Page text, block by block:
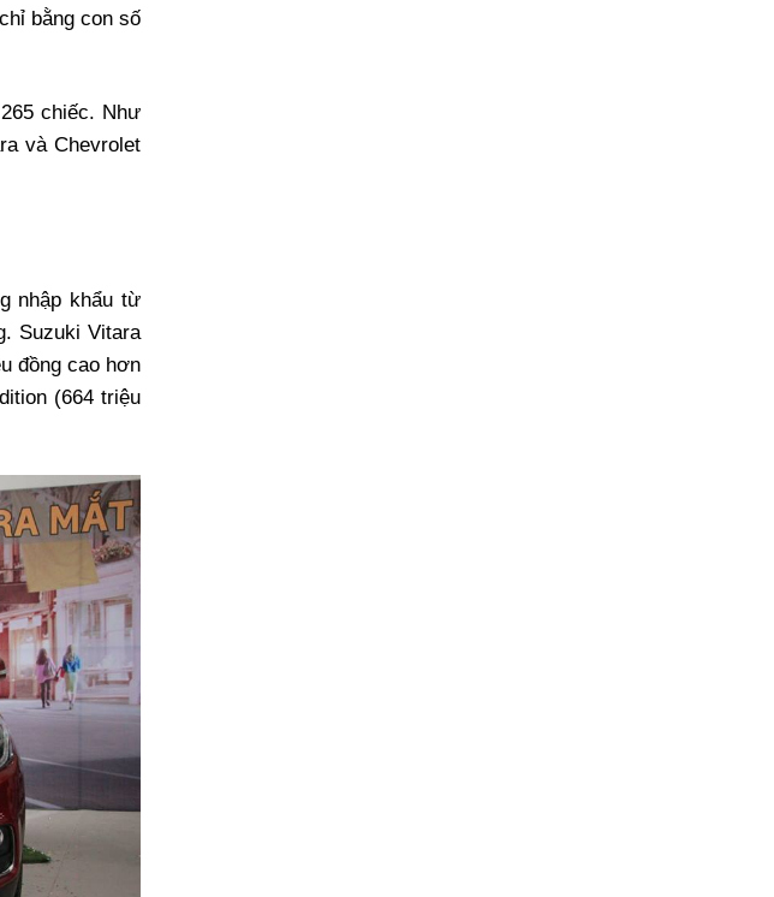
bằng con số
chiếc. Như
và Chevrolet
nhập khẩu từ
Suzuki Vitara
đồng cao hơn
(664 triệu